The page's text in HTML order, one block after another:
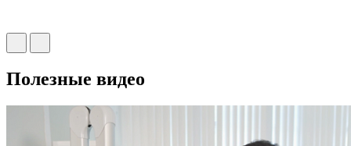
Полезные видео